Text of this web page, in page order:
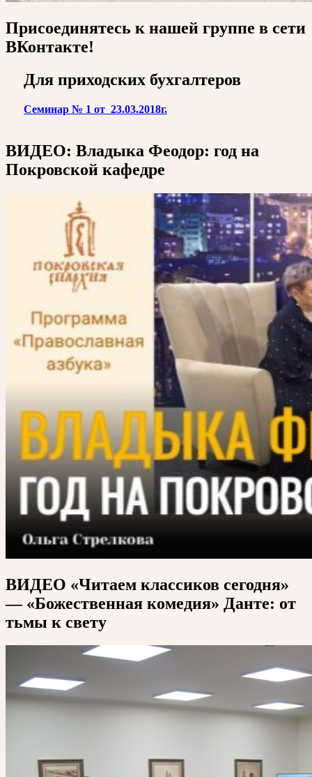
Присоединятесь к нашей группе в сети
ВКонтакте!
Для приходских бухгалтеров
Семинар № 1 от 23.03.2018г.
ВИДЕО: Владыка Феодор: год на
Покровской кафедре
ВИДЕО «Читаем классиков сегодня»
— «Божественная комедия» Данте: от
тьмы к свету